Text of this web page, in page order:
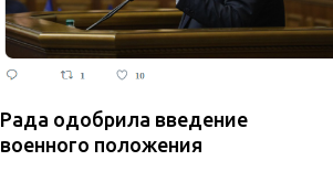
Рада одобрила введение
военного положения